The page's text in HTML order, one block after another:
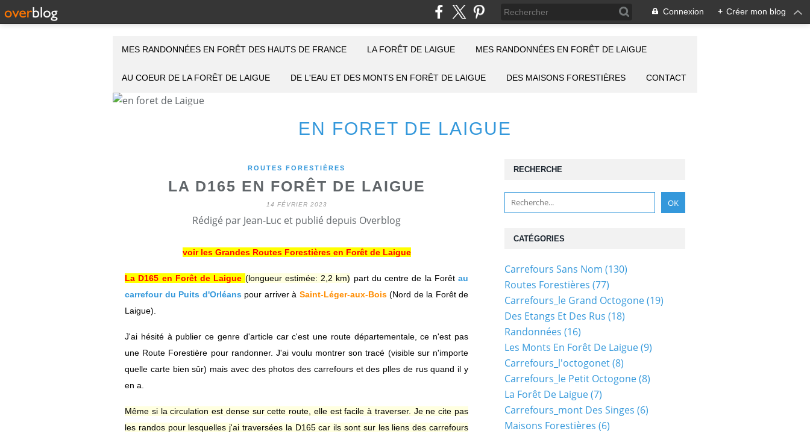
Connexion + Créer mon blog
EN FORET DE LAIGUE
MES RANDONNÉES EN FORÊT DES HAUTS DE FRANCE LA FORÊT DE LAIGUE MES RANDONNÉES EN FORÊT DE LAIGUE
AU COEUR DE LA FORÊT DE LAIGUE DE L'EAU ET DES MONTS EN FORÊT DE LAIGUE DES MAISONS FORESTIÈRES CONTACT
ROUTES FORESTIÈRES
LA D165 EN FORÊT DE LAIGUE
14 FÉVRIER 2023
Rédigé par Jean-Luc et publié depuis Overblog
voir les Grandes Routes Forestières en Forêt de Laigue
La D165 en Forêt de Laigue (longueur estimée: 2,2 km) part du centre de la Forêt au
carrefour du Puits d'Orléans pour arriver à Saint-Léger-aux-Bois(Nord de la Forêt de
Laigue).
J'ai hésité à publier ce genre d'article car c'est une route départementale, ce n'est pas
une Route Forestière pour randonner. J'ai voulu montrer son tracé (visible sur n'importe
quelle carte bien sûr) mais avec des photos des carrefours et des plles de rus quand il y
en a.
Même si la circulation est dense sur cette route, elle est facile à traverser. Je ne cite pas
les randos pour lesquelles j'ai traversées la D165 car ils sont sur les liens des carrefours
RECHERCHE
CATÉGORIES
Carrefours Sans Nom (130)
Routes Forestières (77)
Carrefours_le Grand Octogone(19)
Des Etangs Et Des Rus (18)
Randonnées (16)
Les Monts En Forêt De Laigue(9)
Carrefours_l'octogonet(8)
Carrefours_le Petit Octogone(8)
La Forêt De Laigue(7)
Carrefours_mont Des Singes (6)
Maisons Forestières (6)